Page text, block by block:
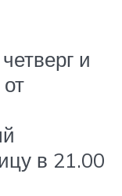
и
в 21.00